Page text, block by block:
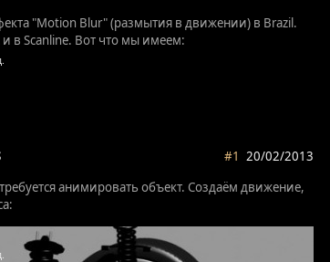
"Motion Blur" (размытия в движении) в Brazil.
в Scanline. Вот что мы имеем:
20/02/2013
#1
анимировать объект. Создаём движение,